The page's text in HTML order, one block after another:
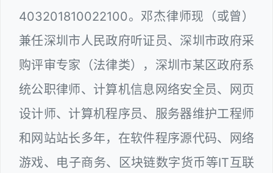
403201810022100。邓杰律师现（或曾）
兼任深圳市人民政府听证员、深圳市政府采
购评审专家（法律类），深圳市某区政府系
统公职律师、计算机信息网络安全员、网页
设计师、计算机程序员、服务器维护工程师
和网站站长多年，在软件程序源代码、网络
游戏、电子商务、区块链数字货币等IT互联